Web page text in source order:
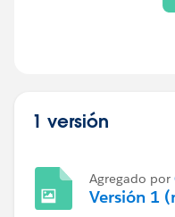
1 versión
Agregado por
Versión 1